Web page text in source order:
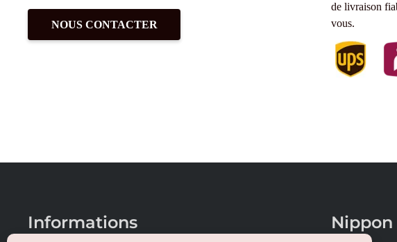
NOUS CONTACTER
de livraison
vous.
Informations